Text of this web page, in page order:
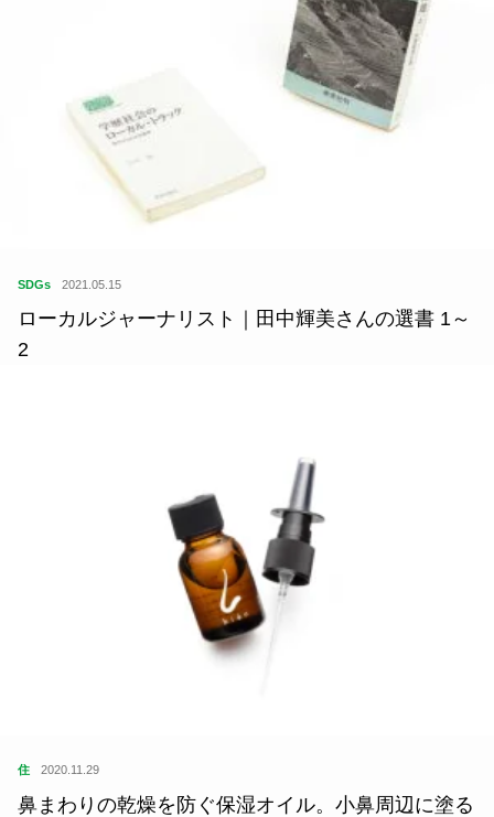
SDGs 2021.05.15
ローカルジャーナリスト｜田中輝美さんの選書 1～
2
住 2020.11.29
鼻まわりの乾燥を防ぐ保湿オイル。小鼻周辺に塗る